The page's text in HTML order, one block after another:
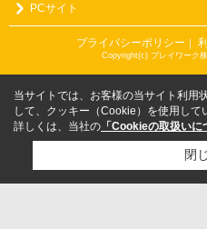
PCサイト
プライバシーポリシー ｜
Copyright(c) プレイワーク
当サイトでは、お客様の当サイト利用
して、クッキー（Cookie）を使用して
詳しくは、当社の 「Cookieの取扱いに
閉